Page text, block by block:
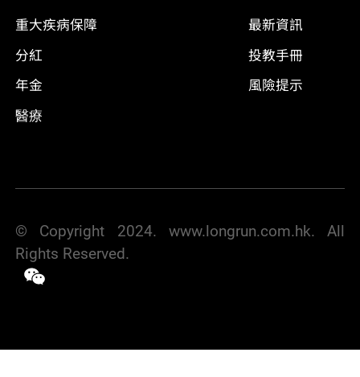
重大疾病保障
分紅
年金
醫療
最新資訊
投教手冊
風險提示
© Copyright 2024. www.longrun.com.hk. All
Rights Reserved.